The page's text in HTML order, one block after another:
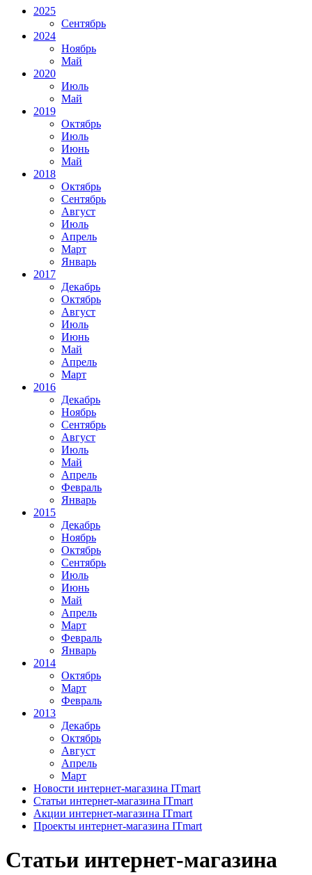
2025
Сентябрь
2024
Ноябрь
Май
2020
Июль
Май
2019
Октябрь
Июль
Июнь
Май
2018
Октябрь
Сентябрь
Август
Июль
Апрель
Март
Январь
2017
Декабрь
Октябрь
Август
Июль
Июнь
Май
Апрель
Март
2016
Декабрь
Ноябрь
Сентябрь
Август
Июль
Май
Апрель
Февраль
Январь
2015
Декабрь
Ноябрь
Октябрь
Сентябрь
Июль
Июнь
Май
Апрель
Март
Февраль
Январь
2014
Октябрь
Март
Февраль
2013
Декабрь
Октябрь
Август
Апрель
Март
Новости интернет-магазина ITmart
Статьи интернет-магазина ITmart
Акции интернет-магазина ITmart
Проекты интернет-магазина ITmart
Статьи интернет-магазина